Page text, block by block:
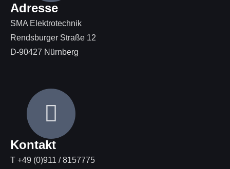
Adresse
SMA Elektrotechnik
Rendsburger Straße 12
D-90427 Nürnberg
Kontakt
T +49 (0)911 / 8157775